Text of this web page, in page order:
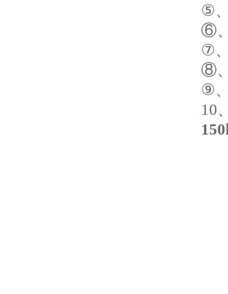
⑤
⑥
⑦
⑧
⑨
10